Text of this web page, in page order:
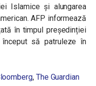
Islamice și alungarea
AFP informează
în timpul președinției
să patruleze în
, The Guardian